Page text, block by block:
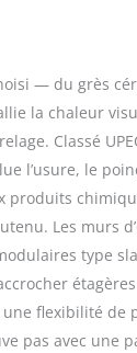
— du grès
la chaleur
Classé
l’usure, le
produits
Les murs
type
flexibilité de
pas avec une